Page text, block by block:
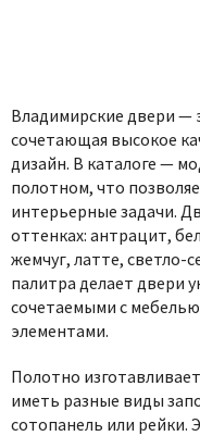
Владимирские двери —
сочетающая высокое
дизайн. В каталоге —
полотном, что
интерьерные задачи.
оттенках: антрацит,
жемчуг, латте, светло-
палитра делает двери
сочетаемыми с
элементами.
Полотно
иметь разные виды
сотопанель или рейки.